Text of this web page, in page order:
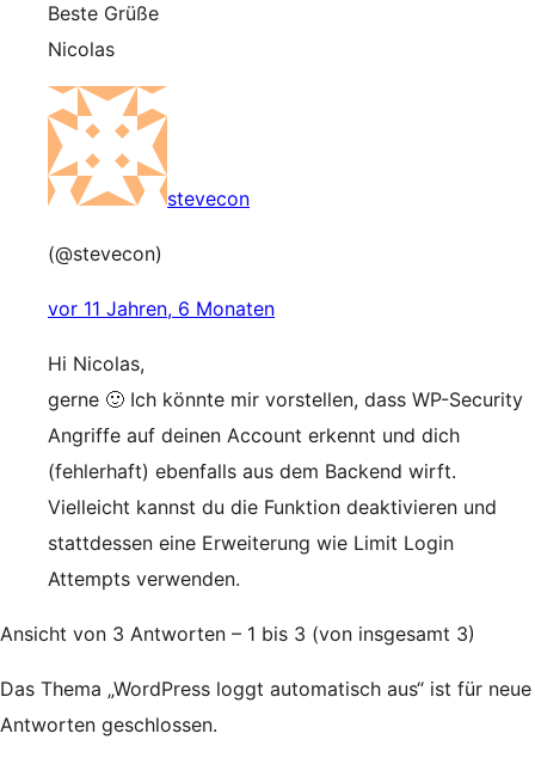
Beste Grüße
Nicolas
stevecon
(@stevecon)
vor 11 Jahren, 6 Monaten
Hi Nicolas,
gerne 🙂 Ich könnte mir vorstellen, dass WP-Security
Angriffe auf deinen Account erkennt und dich
(fehlerhaft) ebenfalls aus dem Backend wirft.
Vielleicht kannst du die Funktion deaktivieren und
stattdessen eine Erweiterung wie Limit Login
Attempts verwenden.
Ansicht von 3 Antworten – 1 bis 3 (von insgesamt 3)
Das Thema „WordPress loggt automatisch aus“ ist für neue
Antworten geschlossen.